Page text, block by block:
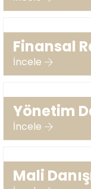
Finansal
İncele
Yönetim
İncele
Mali